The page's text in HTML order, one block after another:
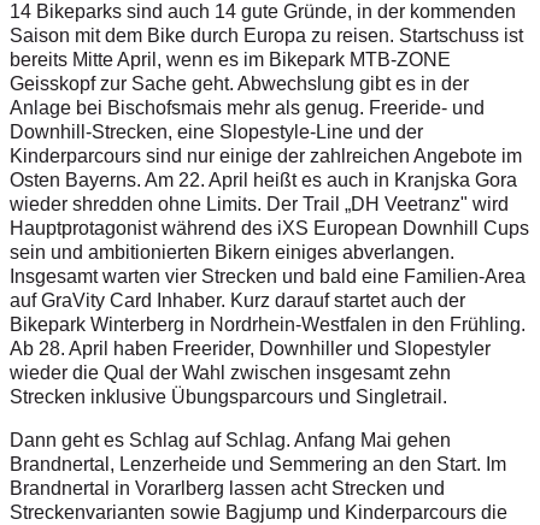
14 Bikeparks sind auch 14 gute Gründe, in der kommenden
Saison mit dem Bike durch Europa zu reisen. Startschuss ist
bereits Mitte April, wenn es im Bikepark MTB-ZONE
Geisskopf zur Sache geht. Abwechslung gibt es in der
Anlage bei Bischofsmais mehr als genug. Freeride- und
Downhill-Strecken, eine Slopestyle-Line und der
Kinderparcours sind nur einige der zahlreichen Angebote im
Osten Bayerns. Am 22. April heißt es auch in Kranjska Gora
wieder shredden ohne Limits. Der Trail „DH Veetranz" wird
Hauptprotagonist während des iXS European Downhill Cups
sein und ambitionierten Bikern einiges abverlangen.
Insgesamt warten vier Strecken und bald eine Familien-Area
auf GraVity Card Inhaber. Kurz darauf startet auch der
Bikepark Winterberg in Nordrhein-Westfalen in den Frühling.
Ab 28. April haben Freerider, Downhiller und Slopestyler
wieder die Qual der Wahl zwischen insgesamt zehn
Strecken inklusive Übungsparcours und Singletrail.
Dann geht es Schlag auf Schlag. Anfang Mai gehen
Brandnertal, Lenzerheide und Semmering an den Start. Im
Brandnertal in Vorarlberg lassen acht Strecken und
Streckenvarianten sowie Bagjump und Kinderparcours die